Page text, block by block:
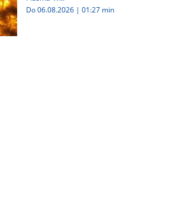
Do 06.08.2026 | 01:27 min